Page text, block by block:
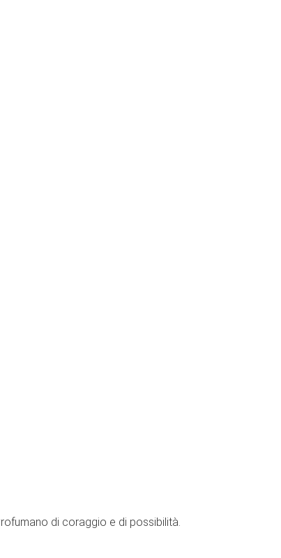
di coraggio e di possibilità.